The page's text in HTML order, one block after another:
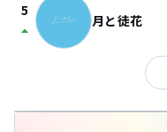
5
arrow_drop_up 月と徒花